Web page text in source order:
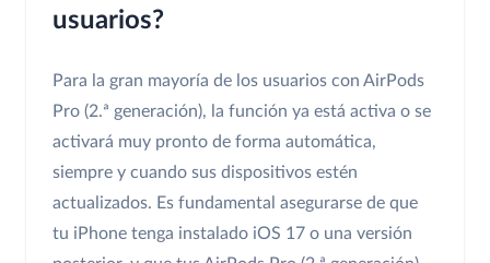
usuarios?
Para la gran mayoría de los usuarios con AirPods
Pro (2.ª generación), la función ya está activa o se
activará muy pronto de forma automática,
siempre y cuando sus dispositivos estén
actualizados. Es fundamental asegurarse de que
tu iPhone tenga instalado iOS 17 o una versión